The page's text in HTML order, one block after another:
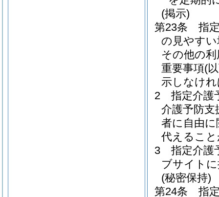
(掲示)
第23条
指
の見やす
その他の
重要事項(
示しなけ
2
指定介護
介護予防
者に自由
代えるこ
3
指定介護
ブサイト
(秘密保持)
第24条
指